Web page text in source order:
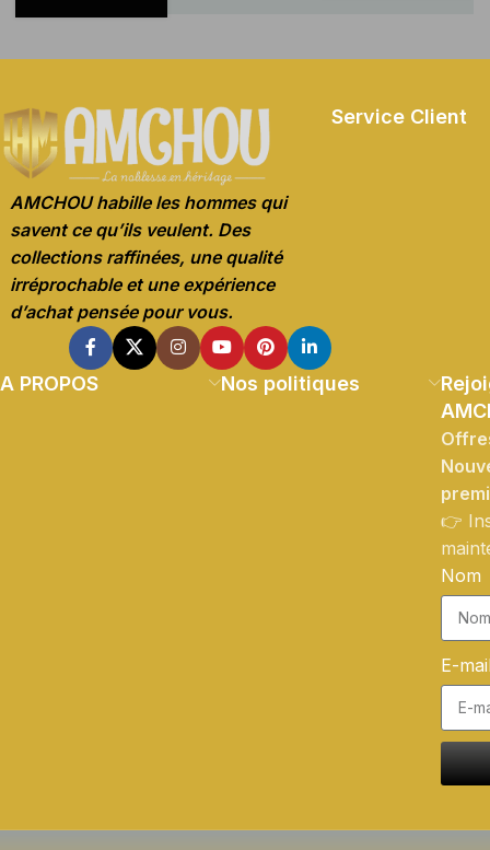
AMCHOU habille les hommes qui
savent ce qu’ils veulent. Des
collections raffinées, une qualité
irréprochable et une expérience
d’achat pensée pour vous.
Service Client
A PROPOS Nos politiques
👉
Nom
E-